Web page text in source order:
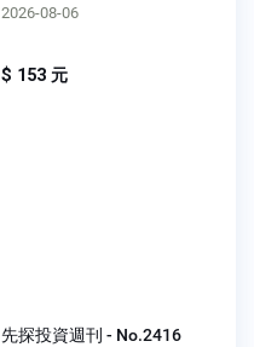
2026-08-06
$ 153 元
先探投資週刊 - No.2416